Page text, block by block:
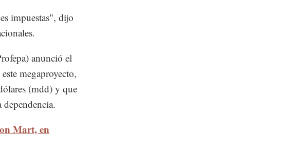
impuestas", dijo
anunció el
megaproyecto,
(mdd) y que
Mart, en